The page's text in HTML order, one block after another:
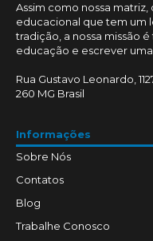
Assim como nossa
educacional que tem um
tradição, a nossa missão
educação e escrever uma
Rua Gustavo Leonardo,
260 MG Brasil
Informações
Sobre Nós
Contatos
Blog
Trabalhe Conosco